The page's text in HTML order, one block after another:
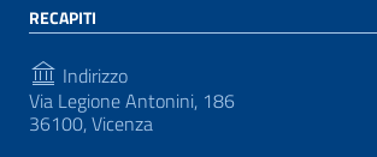
RECAPITI
Indirizzo
Via Legione Antonini, 186
36100, Vicenza